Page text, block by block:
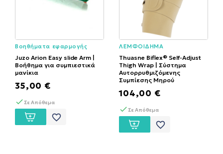
Βοηθήματα εφαρμογής
Juzo Arion Easy slide Arm |
Βοήθημα για συμπιεστικά
μανίκια
35,00 €
Σε Απόθεμα
favorite_border
ΛΕΜΦΟΙΔΗΜΑ
Thuasne Biflex® Self-Adjust
Thigh Wrap | Σύστημα
Αυτορρυθμιζόμενης
Συμπίεσης Μηρού
104,00 €
Σε Απόθεμα
favorite_border